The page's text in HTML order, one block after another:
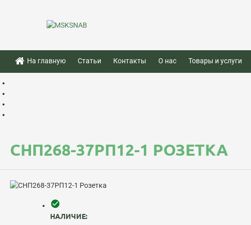
На главную Статьи Контакты О нас Товары и услуги
СНП268-37РП12-1 РОЗЕТКА
НАЛИЧИЕ: